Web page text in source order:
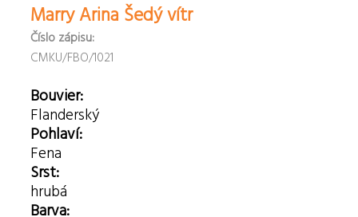
Marry Arina Šedý vítr
Číslo zápisu:
CMKU/FBO/1021
Bouvier:
Flanderský
Pohlaví:
Fena
Srst:
hrubá
Barva: